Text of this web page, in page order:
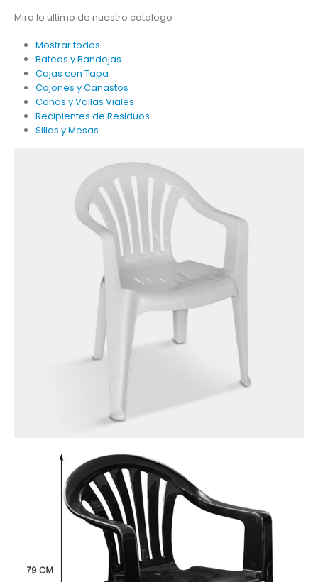
Mira lo ultimo de nuestro catalogo
Mostrar todos
Bateas y Bandejas
Cajas con Tapa
Cajones y Canastos
Conos y Vallas Viales
Recipientes de Residuos
Sillas y Mesas